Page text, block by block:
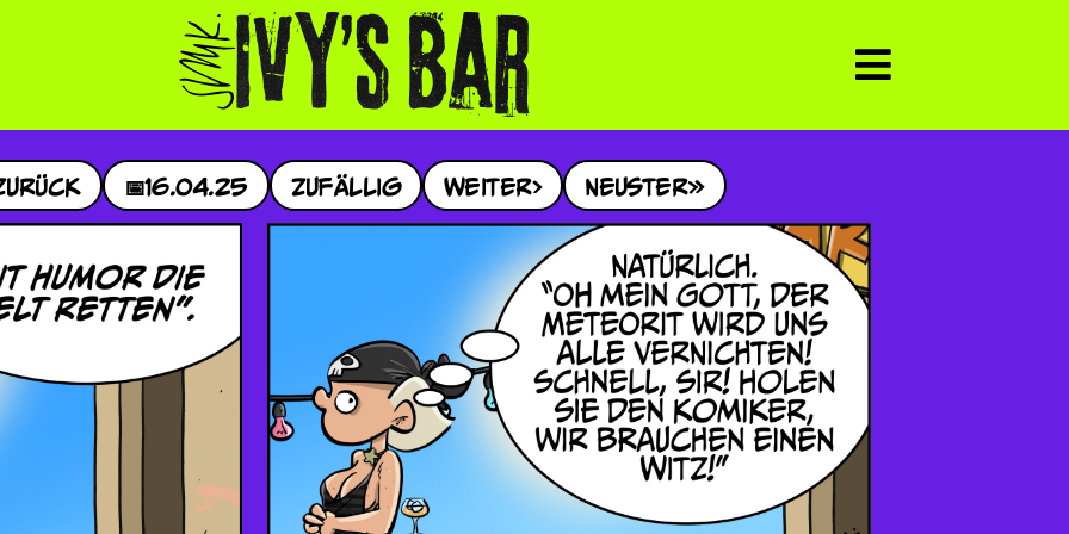
📅16.04.25 Zufällig Weiter Neuster